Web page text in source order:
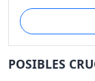
POSIBLES